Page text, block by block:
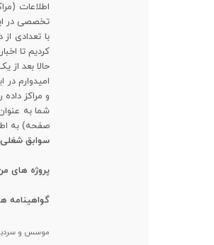
اطلاعات
تخصصی در
با تعدادی
کردیم تا
حالا بعد از یک سال، بیش از ۳۰۰ خبر و مقاله
امیدوارم
و مراکز
شما به
صفحه) به
سوابق شغلی
پروژه های
گواهینامه
موسس و